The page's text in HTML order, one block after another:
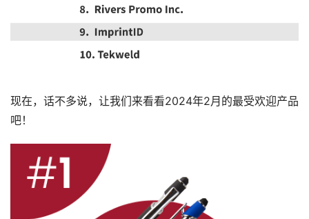
现在，话不多说，让我们来看看2024年2月的最受欢迎产品
吧！